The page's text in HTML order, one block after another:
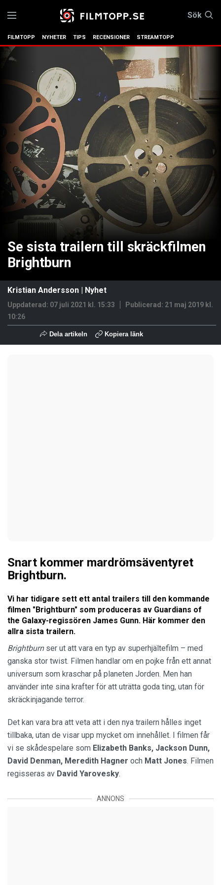
Sök
FILMTOPP NYHETER TIPS RECENSIONER STREAMTOPP
Se sista trailern till skräckfilmen
Brightburn
Kristian Andersson | Nyhet
Uppdaterad: 07 juli 2021 kl. 15:33 Publicerad: 21 maj 2019 kl.
10:26
Dela artikeln Kopiera länk
Snart kommer mardrömsäventyret
Brightburn.
Vi har tidigare sett ett antal trailers till den kommande
filmen "Brightburn" som produceras av Guardians of
the Galaxy-regissören James Gunn. Här kommer den
allra sista trailern.
Brightburnser ut att vara en typ av superhjältefilm – med
ganska stor twist. Filmen handlar om en pojke från ett annat
universum som kraschar på planeten Jorden. Men han
använder inte sina krafter för att uträtta goda ting, utan för
skräckinjagande terror.
Det kan vara bra att veta att i den nya trailern hålles inget
tillbaka, utan de visar upp mycket om innehållet. I filmen får
vi se skådespelare som Elizabeth Banks, Jackson Dunn,
David Denman, Meredith Hagner och Matt Jones. Filmen
regisseras av David Yarovesky.
ANNONS